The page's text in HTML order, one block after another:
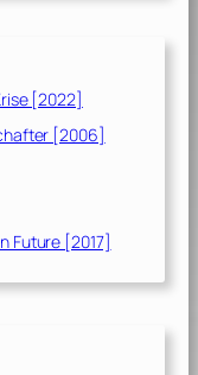
[2022]
[2006]
Future [2017]